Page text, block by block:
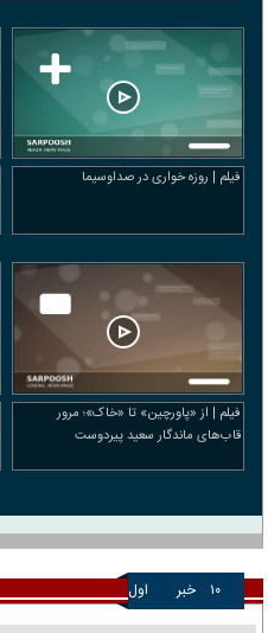
فیلم | روزه خواری در صداوسیما
فیلم | از «پاورچین» تا «خاک»؛ مرور
قاب‌های ماندگار سعید پیردوست
۱۰ خبر اول